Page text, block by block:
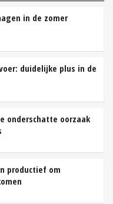
in de zomer
duidelijke plus in de
onderschatte oorzaak
productief om